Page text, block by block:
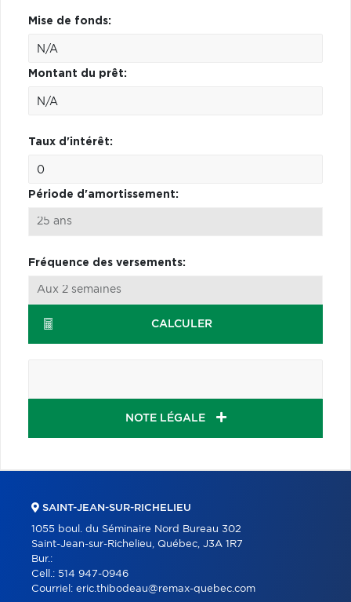
Mise de fonds:
Montant du prêt:
Taux d'intérêt:
Période d'amortissement:
Fréquence des versements:
CALCULER
NOTE LÉGALE
SAINT-JEAN-SUR-RICHELIEU
1055 boul. du Séminaire Nord Bureau 302
Saint-Jean-sur-Richelieu, Québec, J3A 1R7
Bur.:
Cell.: 514 947-0946
Courriel: eric.thibodeau@remax-quebec.com